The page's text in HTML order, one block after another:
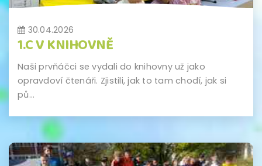
30.04.2026
1.C V KNIHOVNĚ
Naši prvňáčci se vydali do knihovny už jako
opravdoví čtenáři. Zjistili, jak to tam chodí, jak si
pů...